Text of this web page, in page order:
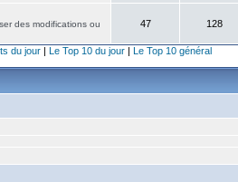
des modifications ou
47 128
du jour| Le Top 10 du jour| Le Top 10 général